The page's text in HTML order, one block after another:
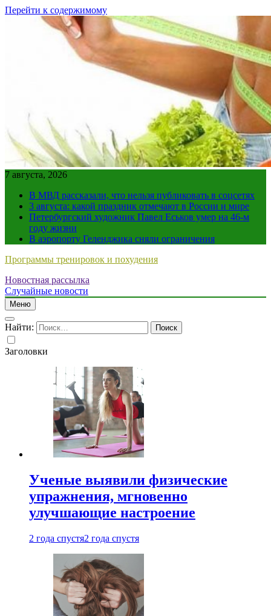
Перейти к содержимому
7 августа, 2026
В МВД рассказали, что нельзя публиковать в соцсетях
3 августа: какой праздник отмечают в России и мире
Петербургский художник Павел Еськов умер на 46-м
году жизни
В аэропорту Геленджика сняли ограничения
Программы тренировок и похудения
Новостная рассылка
Случайные новости
Меню
Найти:
Заголовки
Ученые выявили физические
упражнения, мгновенно
улучшающие настроение
2 года спустя2 года спустя